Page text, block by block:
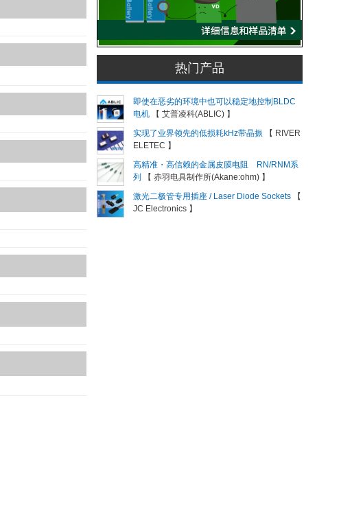
热门产品
即使在恶劣的环境中也可以稳定地控制BLDC
电机
【 艾普凌科(ABLIC) 】
实现了业界领先的低损耗kHz带晶振
【 RIVER
ELETEC 】
高精准・高信赖的金属皮膜电阻 RN/RNM系
列
【 赤羽电具制作所(Akane:ohm) 】
激光二极管专用插座 / Laser Diode Sockets
【
JC Electronics 】